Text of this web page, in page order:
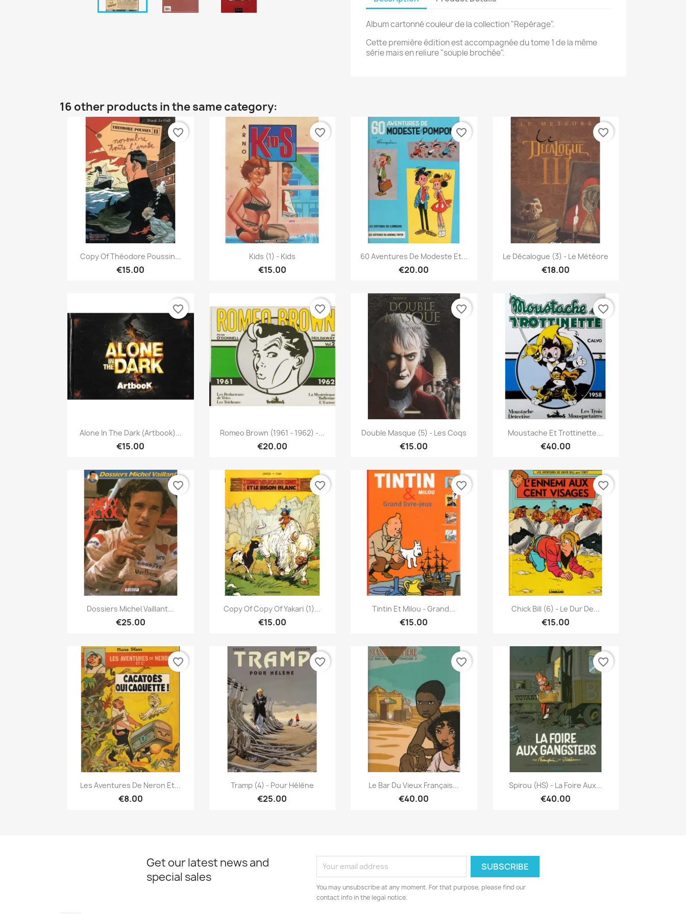
Album cartonné couleur de la collection "Repérage".
Cette première édition est accompagnée du tome 1 de la même
série mais en reliure "souple brochée".
16 other products in the same category:
Quick view
Copy Of Théodore Poussin...
€15.00
favorite_border
Quick view
Kids (1) - Kids
€15.00
favorite_border
Quick view
60 Aventures De Modeste Et...
€20.00
favorite_border
Quick view
Le Décalogue (3) - Le Météore
€18.00
favorite_border
Quick view
Alone In The Dark (Artbook)...
€15.00
favorite_border
Quick view
Romeo Brown (1961 - 1962) -...
€20.00
favorite_border
Quick view
Double Masque (5) - Les Coqs
€15.00
favorite_border
Quick view
Moustache Et Trottinette...
€40.00
favorite_border
Quick view
Dossiers Michel Vaillant...
€25.00
favorite_border
Quick view
Copy Of Copy Of Yakari (1)...
€15.00
favorite_border
Quick view
Tintin Et Milou - Grand...
€15.00
favorite_border
Quick view
Chick Bill (6) - Le Dur De...
€15.00
favorite_border
Quick view
Les Aventures De Neron Et...
€8.00
favorite_border
Quick view
Tramp (4) - Pour Hélène
€25.00
favorite_border
Quick view
Le Bar Du Vieux Français...
€40.00
favorite_border
Quick view
Spirou (HS) - La Foire Aux...
€40.00
favorite_border
Get our latest news and
special sales
You may unsubscribe at any moment. For that purpose, please find our
contact info in the legal notice.